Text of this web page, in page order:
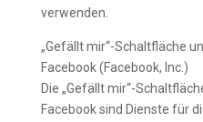
verwenden.
„Gefällt mir“-Schaltfläche
Facebook (Facebook, Inc.)
Die „Gefällt mir“-
Facebook sind Dienste für